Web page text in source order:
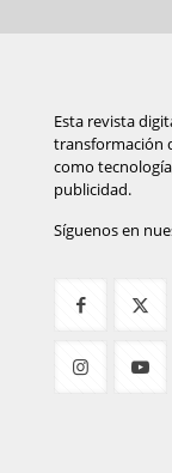
Esta revista
transformación
como
publicidad.
Síguenos en